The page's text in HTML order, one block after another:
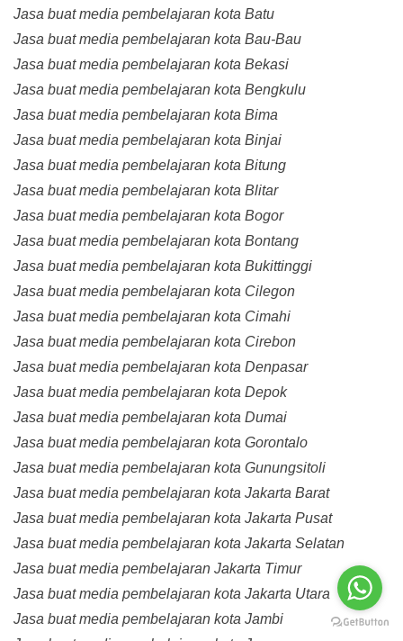
Jasa buat media pembelajaran kota Batu
Jasa buat media pembelajaran kota Bau-Bau
Jasa buat media pembelajaran kota Bekasi
Jasa buat media pembelajaran kota Bengkulu
Jasa buat media pembelajaran kota Bima
Jasa buat media pembelajaran kota Binjai
Jasa buat media pembelajaran kota Bitung
Jasa buat media pembelajaran kota Blitar
Jasa buat media pembelajaran kota Bogor
Jasa buat media pembelajaran kota Bontang
Jasa buat media pembelajaran kota Bukittinggi
Jasa buat media pembelajaran kota Cilegon
Jasa buat media pembelajaran kota Cimahi
Jasa buat media pembelajaran kota Cirebon
Jasa buat media pembelajaran kota Denpasar
Jasa buat media pembelajaran kota Depok
Jasa buat media pembelajaran kota Dumai
Jasa buat media pembelajaran kota Gorontalo
Jasa buat media pembelajaran kota Gunungsitoli
Jasa buat media pembelajaran kota Jakarta Barat
Jasa buat media pembelajaran kota Jakarta Pusat
Jasa buat media pembelajaran kota Jakarta Selatan
Jasa buat media pembelajaran Jakarta Timur
Jasa buat media pembelajaran kota Jakarta Utara
Jasa buat media pembelajaran kota Jambi